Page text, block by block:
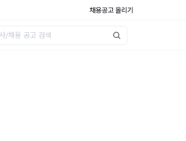
채용공고 올리기